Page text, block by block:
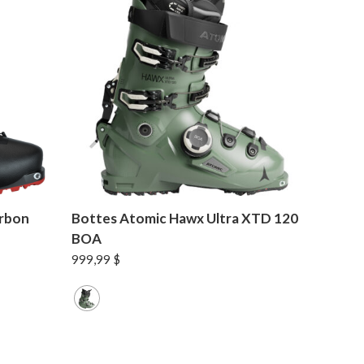
Bottes Atomic Hawx Ultra XTD 120
BOA
999,99 $